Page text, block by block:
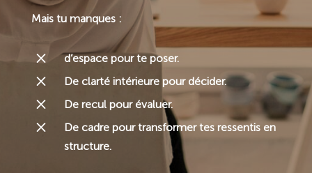
Mais tu manques :
M d’espace pour te poser.
M De clarté intérieure pour décider.
M De recul pour évaluer.
M
De cadre pour transformer tes ressentis en
structure.